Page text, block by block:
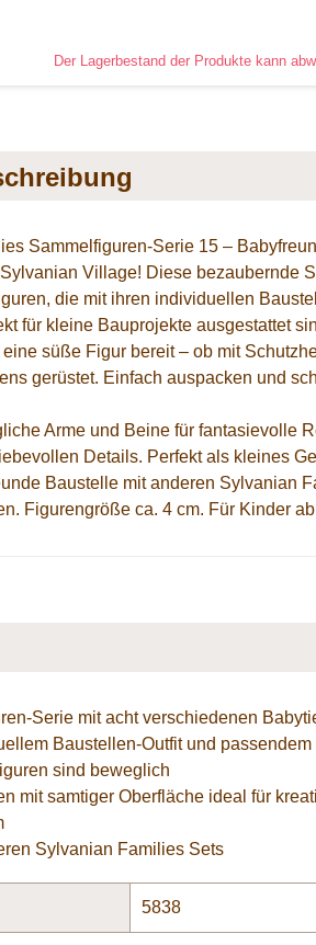
Der Lagerbestand der Produkte kann
Sammelfiguren-Serie 15 –
Village! Diese bezaubernde
die mit ihren individuellen
für kleine Bauprojekte ausgestattet
süße Figur bereit – ob mit
gerüstet. Einfach auspacken und
Arme und Beine für fantasievolle
Details. Perfekt als kleines
Baustelle mit anderen Sylvanian
Figurengröße ca. 4 cm. Für Kinder
Serie mit acht verschiedenen
Baustellen-Outfit und
sind beweglich
mit samtiger Oberfläche ideal für
Sylvanian Families Sets
5838